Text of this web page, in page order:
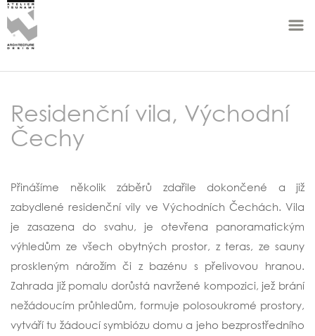
Residenční vila, Východní
Čechy
Přinášíme několik záběrů zdařile dokončené a již
zabydlené residenční vily ve Východních Čechách. Vila
je zasazena do svahu, je otevřena panoramatickým
výhledům ze všech obytných prostor, z teras, ze sauny
proskleným nárožím či z bazénu s přelivovou hranou.
Zahrada již pomalu dorůstá navržené kompozici, jež brání
nežádoucím průhledům, formuje polosoukromé prostory,
vytváří tu žádoucí symbiózu domu a jeho bezprostředního